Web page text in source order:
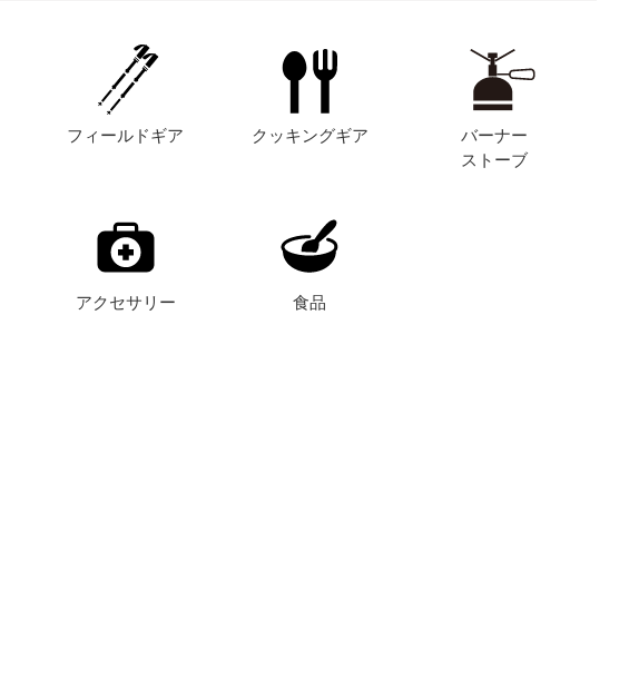
フィールドギア クッキングギア
バーナー
ストーブ
アクセサリー 食品